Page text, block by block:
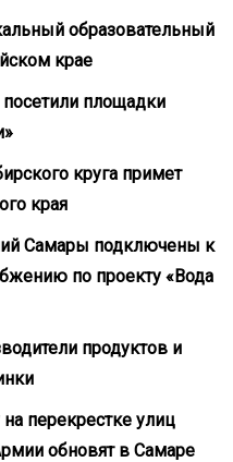
образовательный
крае
площадки
круга примет
края
Самары подключены к
по проекту «Вода
продуктов и
перекрестке улиц
обновят в Самаре